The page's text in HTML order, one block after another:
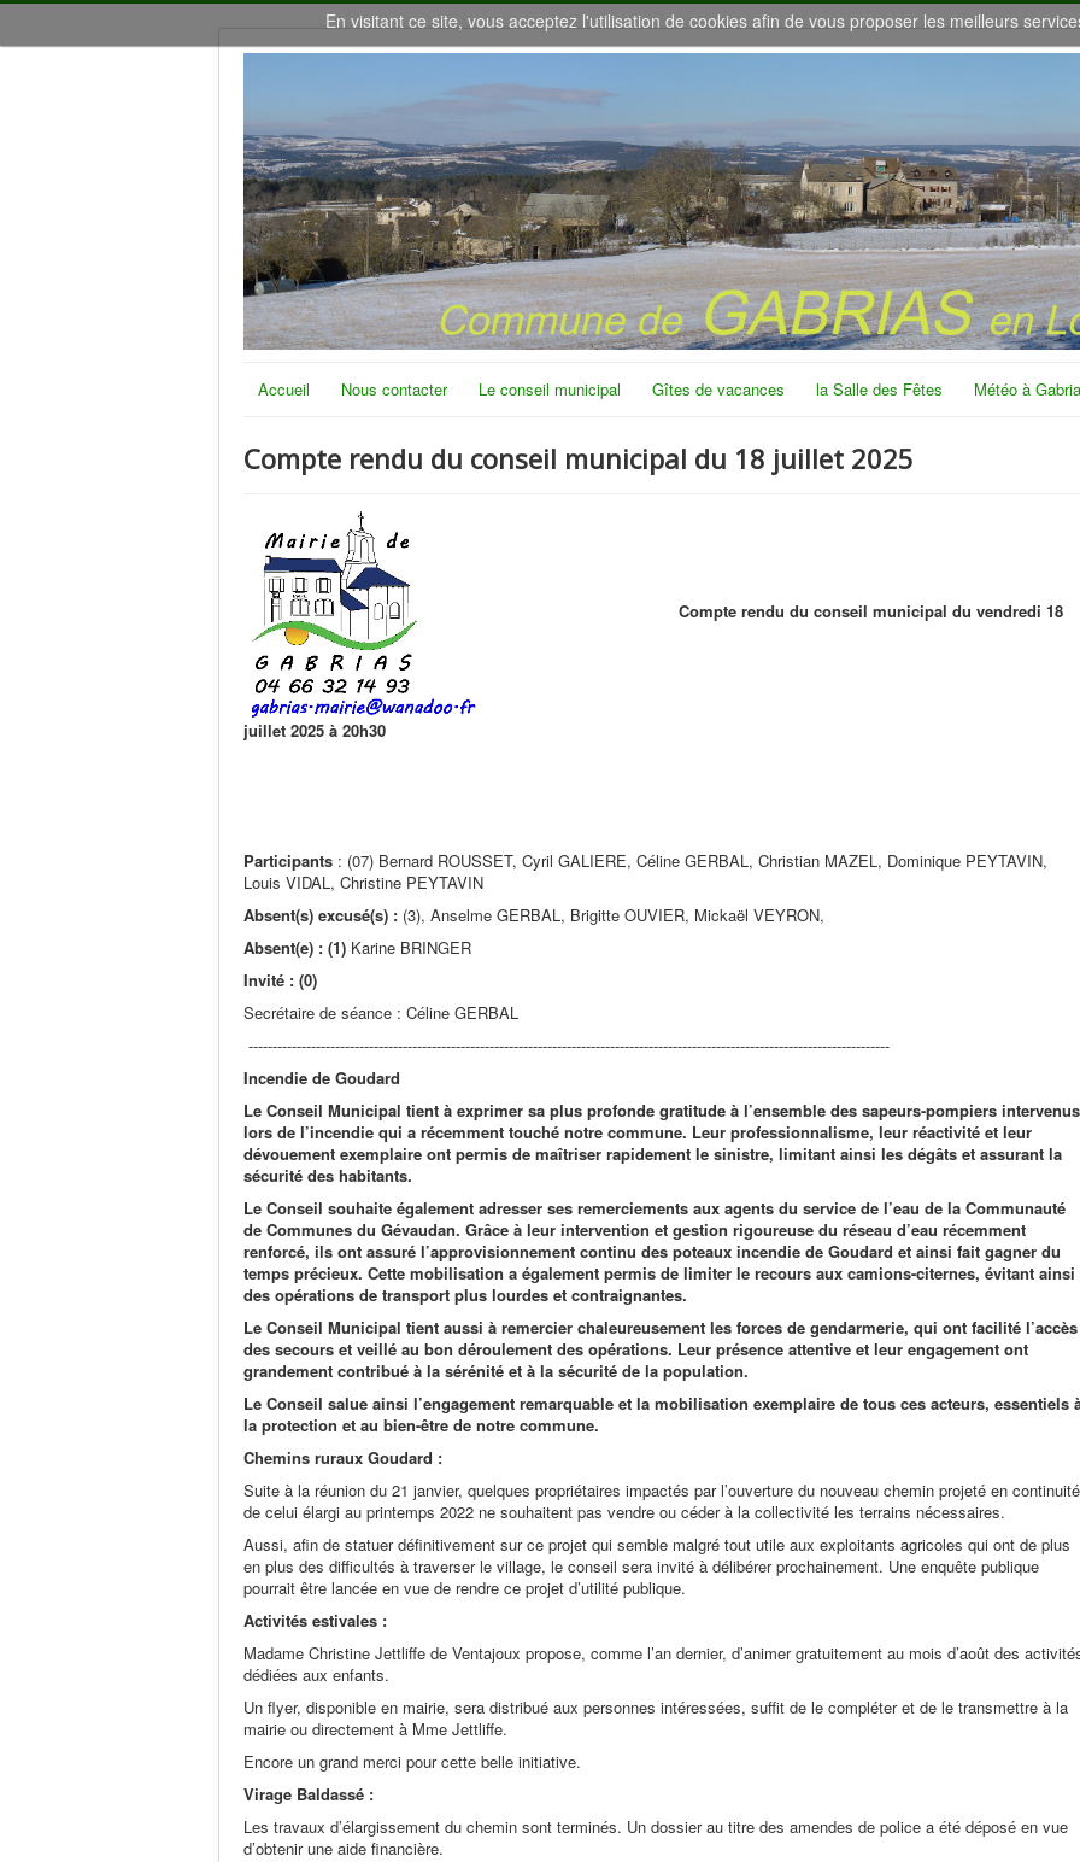
En visitant ce site, vous acceptez l'utilisation de cookies afin de vous proposer les meilleurs
Accueil Nous contacter Le conseil municipal Gîtes de vacances la Salle des Fêtes Météo à
Compte rendu du conseil municipal du 18 juillet 2025
Compte rendu du conseil municipal du vendredi 18
juillet 2025 à 20h30
Participants : (07) Bernard ROUSSET, Cyril GALIERE, Céline GERBAL, Christian MAZEL, Dominique PEYTAVIN,
Louis VIDAL, Christine PEYTAVIN
Absent(s) excusé(s) : (3), Anselme GERBAL, Brigitte OUVIER, Mickaël VEYRON,
Absent(e) : (1) Karine BRINGER
Invité : (0)
Secrétaire de séance : Céline GERBAL
-------------------------------------------------------------------------------------------------------------------------------------
Incendie de Goudard
Le Conseil Municipal tient à exprimer sa plus profonde gratitude à l’ensemble des sapeurs-pompiers intervenus
lors de l’incendie qui a récemment touché notre commune. Leur professionnalisme, leur réactivité et leur
dévouement exemplaire ont permis de maîtriser rapidement le sinistre, limitant ainsi les dégâts et assurant la
sécurité des habitants.
Le Conseil souhaite également adresser ses remerciements aux agents du service de l’eau de la Communauté
de Communes du Gévaudan. Grâce à leur intervention et gestion rigoureuse du réseau d’eau récemment
renforcé, ils ont assuré l’approvisionnement continu des poteaux incendie de Goudard et ainsi fait gagner du
temps précieux. Cette mobilisation a également permis de limiter le recours aux camions-citernes, évitant ainsi
des opérations de transport plus lourdes et contraignantes.
Le Conseil Municipal tient aussi à remercier chaleureusement les forces de gendarmerie, qui ont facilité l’accès
des secours et veillé au bon déroulement des opérations. Leur présence attentive et leur engagement ont
grandement contribué à la sérénité et à la sécurité de la population.
Le Conseil salue ainsi l’engagement remarquable et la mobilisation exemplaire de tous ces acteurs, essentiels
la protection et au bien-être de notre commune.
Chemins ruraux Goudard :
Suite à la réunion du 21 janvier, quelques propriétaires impactés par l’ouverture du nouveau chemin projeté en continuité
de celui élargi au printemps 2022 ne souhaitent pas vendre ou céder à la collectivité les terrains nécessaires.
Aussi, afin de statuer définitivement sur ce projet qui semble malgré tout utile aux exploitants agricoles qui ont de plus
en plus des difficultés à traverser le village, le conseil sera invité à délibérer prochainement. Une enquête publique
pourrait être lancée en vue de rendre ce projet d’utilité publique.
Activités estivales :
Madame Christine Jettliffe de Ventajoux propose, comme l’an dernier, d’animer gratuitement au mois d’août des
dédiées aux enfants.
Un flyer, disponible en mairie, sera distribué aux personnes intéressées, suffit de le compléter et de le transmettre à la
mairie ou directement à Mme Jettliffe.
Encore un grand merci pour cette belle initiative.
Virage Baldassé :
Les travaux d’élargissement du chemin sont terminés. Un dossier au titre des amendes de police a été déposé en vue
d’obtenir une aide financière.